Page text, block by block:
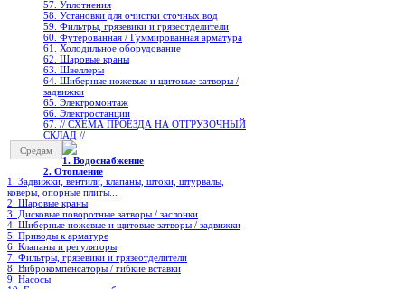
57. Уплотнения
58. Установки для очистки сточных вод
59. Фильтры, грязевики и грязеотделители
60. Футерованная / Гуммированная арматура
61. Холодильное oборудование
62. Шаровые краны
63. Швеллеры
64. Шиберные ножевые и щитовые затворы /
задвижки
65. Электромонтаж
66. Электростанции
67. // СХЕМА ПРОЕЗДА НА ОТГРУЗОЧНЫЙ
СКЛАД //
Средам
1. Водоснабжение
2. Отопление
1. Задвижки, вентили, клапаны, штоки, штурвалы,
коверы, опорные плиты...
2. Шаровые краны
3. Дисковые поворотные затворы / заслонки
4. Шиберные ножевые и щитовые затворы / задвижки
5. Приводы к арматуре
6. Клапаны и регуляторы
7. Фильтры, грязевики и грязеотделители
8. Виброкомпенсаторы / гибкие вставки
9. Насосы